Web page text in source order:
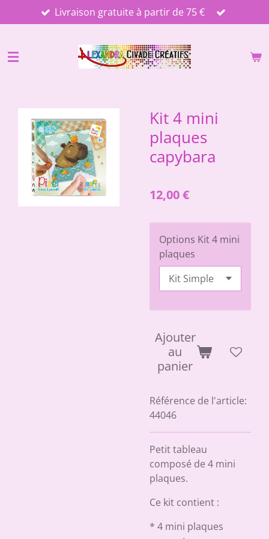
au
principal
Livraison gratuite à partir de 75 €
Kit 4 mini
plaques
capybara
12,00 €
Options Kit 4 mini
plaques
Ajouter
au
panier
Référence de l'article:
44046
Petit tableau
composé de 4 mini
plaques.
Ce kit contient :
* 4 mini plaques